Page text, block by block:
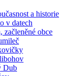
a historie
v datech
začleněné obce
Dub